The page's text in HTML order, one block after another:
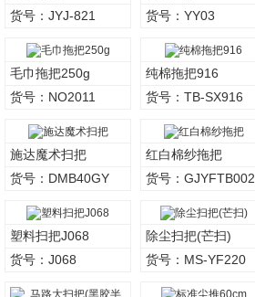
货号：JYJ-821
货号：YY03
毛巾拖把250g
货号：NO2011
纯棉拖把916
货号：TB-SX916
施达魔术扫把
货号：DMB40GY
红白棉纱拖把
货号：GJYFTB002
塑料扫把J068
货号：J068
除尘扫把(芒扫)
货号：MS-YF220